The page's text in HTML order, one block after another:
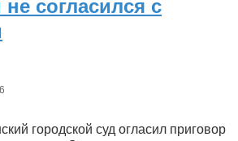
согласился с
городской суд огласил приговор